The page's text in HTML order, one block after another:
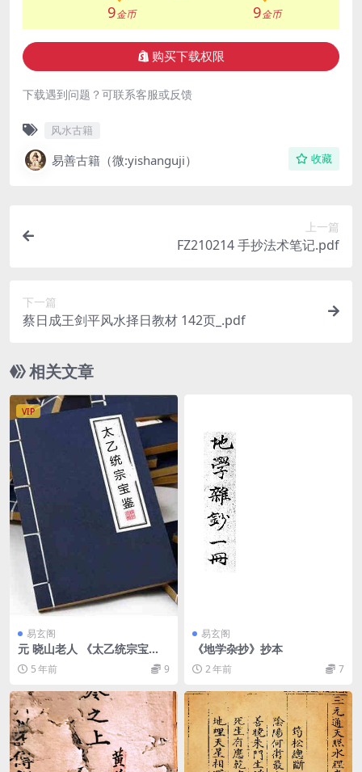
9金币 9金币
购买下载权限
下载遇到问题？可联系客服或反馈
风水古籍
易善古籍（微:yishanguji） 收藏
上一篇
FZ210214 手抄法术笔记.pdf
下一篇
蔡日成王剑平风水择日教材 142页_.pdf
相关文章
VIP
易玄阁
元 晓山老人 《太乙统宗宝
鉴》5 年前 9
易玄阁
《地学杂抄》抄本
2 年前 7